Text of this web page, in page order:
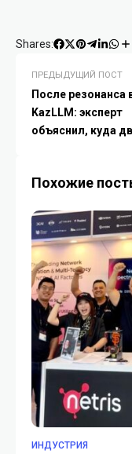
Shares:
ПРЕДЫДУЩИЙ ПОСТ
После резонанса
KazLLM: эксперт
объяснил, куда
Похожие
ИНДУСТРИЯ